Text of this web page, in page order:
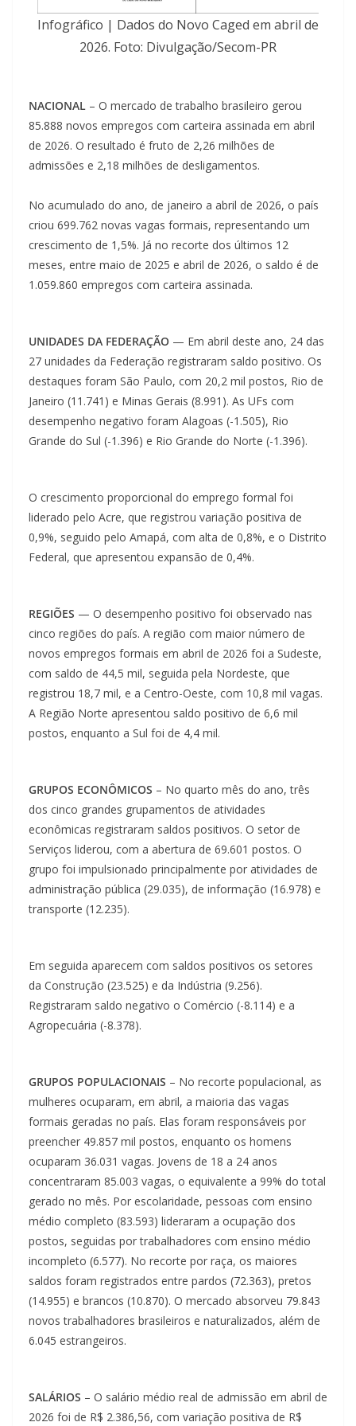
Infográfico | Dados do Novo Caged em abril de
2026. Foto: Divulgação/Secom-PR
NACIONAL – O mercado de trabalho brasileiro gerou
85.888 novos empregos com carteira assinada em abril
de 2026. O resultado é fruto de 2,26 milhões de
admissões e 2,18 milhões de desligamentos.
No acumulado do ano, de janeiro a abril de 2026, o país
criou 699.762 novas vagas formais, representando um
crescimento de 1,5%. Já no recorte dos últimos 12
meses, entre maio de 2025 e abril de 2026, o saldo é de
1.059.860 empregos com carteira assinada.
UNIDADES DA FEDERAÇÃO — Em abril deste ano, 24 das
27 unidades da Federação registraram saldo positivo. Os
destaques foram São Paulo, com 20,2 mil postos, Rio de
Janeiro (11.741) e Minas Gerais (8.991). As UFs com
desempenho negativo foram Alagoas (-1.505), Rio
Grande do Sul (-1.396) e Rio Grande do Norte (-1.396).
O crescimento proporcional do emprego formal foi
liderado pelo Acre, que registrou variação positiva de
0,9%, seguido pelo Amapá, com alta de 0,8%, e o Distrito
Federal, que apresentou expansão de 0,4%.
REGIÕES — O desempenho positivo foi observado nas
cinco regiões do país. A região com maior número de
novos empregos formais em abril de 2026 foi a Sudeste,
com saldo de 44,5 mil, seguida pela Nordeste, que
registrou 18,7 mil, e a Centro-Oeste, com 10,8 mil vagas.
A Região Norte apresentou saldo positivo de 6,6 mil
postos, enquanto a Sul foi de 4,4 mil.
GRUPOS ECONÔMICOS – No quarto mês do ano, três
dos cinco grandes grupamentos de atividades
econômicas registraram saldos positivos. O setor de
Serviços liderou, com a abertura de 69.601 postos. O
grupo foi impulsionado principalmente por atividades de
administração pública (29.035), de informação (16.978) e
transporte (12.235).
Em seguida aparecem com saldos positivos os setores
da Construção (23.525) e da Indústria (9.256).
Registraram saldo negativo o Comércio (-8.114) e a
Agropecuária (-8.378).
GRUPOS POPULACIONAIS – No recorte populacional, as
mulheres ocuparam, em abril, a maioria das vagas
formais geradas no país. Elas foram responsáveis por
preencher 49.857 mil postos, enquanto os homens
ocuparam 36.031 vagas. Jovens de 18 a 24 anos
concentraram 85.003 vagas, o equivalente a 99% do total
gerado no mês. Por escolaridade, pessoas com ensino
médio completo (83.593) lideraram a ocupação dos
postos, seguidas por trabalhadores com ensino médio
incompleto (6.577). No recorte por raça, os maiores
saldos foram registrados entre pardos (72.363), pretos
(14.955) e brancos (10.870). O mercado absorveu 79.843
novos trabalhadores brasileiros e naturalizados, além de
6.045 estrangeiros.
SALÁRIOS – O salário médio real de admissão em abril de
2026 foi de R$ 2.386,56, com variação positiva de R$